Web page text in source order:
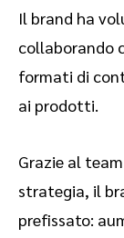
Il brand ha
collaborando
formati di
ai prodotti.
Grazie al
strategia, il
prefissato: